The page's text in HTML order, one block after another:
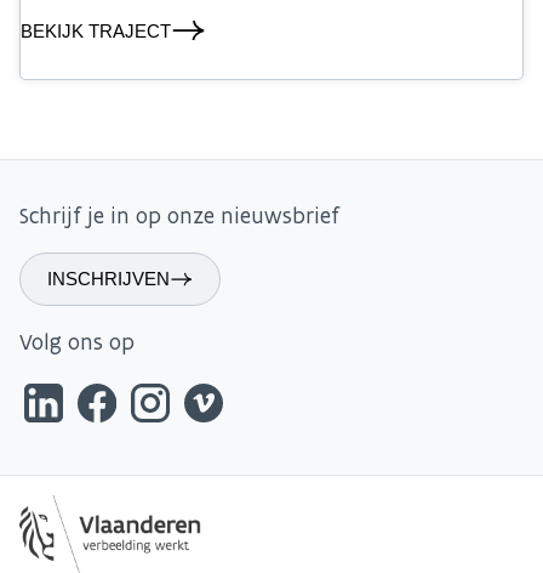
BEKIJK TRAJECT
Schrijf je in op onze nieuwsbrief
INSCHRIJVEN
Volg ons op